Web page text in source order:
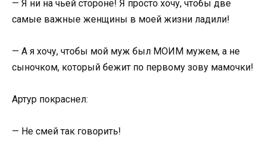
— Я ни на чьей стороне! Я просто хочу, чтобы две
самые важные женщины в моей жизни ладили!
— А я хочу, чтобы мой муж был МОИМ мужем, а не
сыночком, который бежит по первому зову мамочки!
Артур покраснел:
— Не смей так говорить!